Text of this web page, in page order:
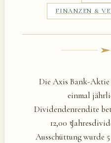
FINANZEN &
Die Axis Bank-
einmal
Dividendenrendite
12,00 ₹
Ausschüttung wurde